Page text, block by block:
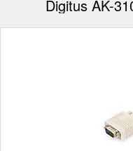
Digitus AK-